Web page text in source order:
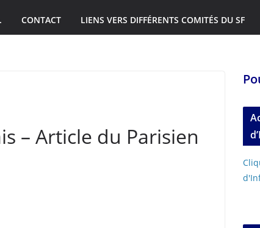
CONTACT LIENS VERS DIFFÉRENTS COMITÉS DU SF
– Article du Parisien